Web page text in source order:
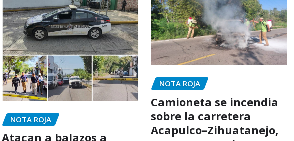
NOTA ROJA
Atacan a balazos a
NOTA ROJA
Camioneta se incendia
sobre la carretera
Acapulco–Zihuatanejo,